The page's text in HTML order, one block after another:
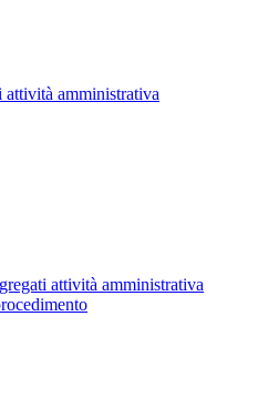
attività amministrativa
attività amministrativa